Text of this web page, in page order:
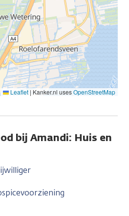
Leaflet | Kanker.nl usesOpenStreetMap
bij Amandi: Huis en